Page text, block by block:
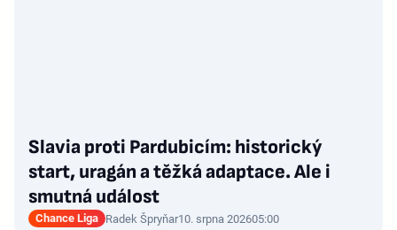
Slavia proti Pardubicím: historický
start, uragán a těžká adaptace. Ale i
smutná událost
Chance Liga Radek Špryňar10. srpna 202605:00